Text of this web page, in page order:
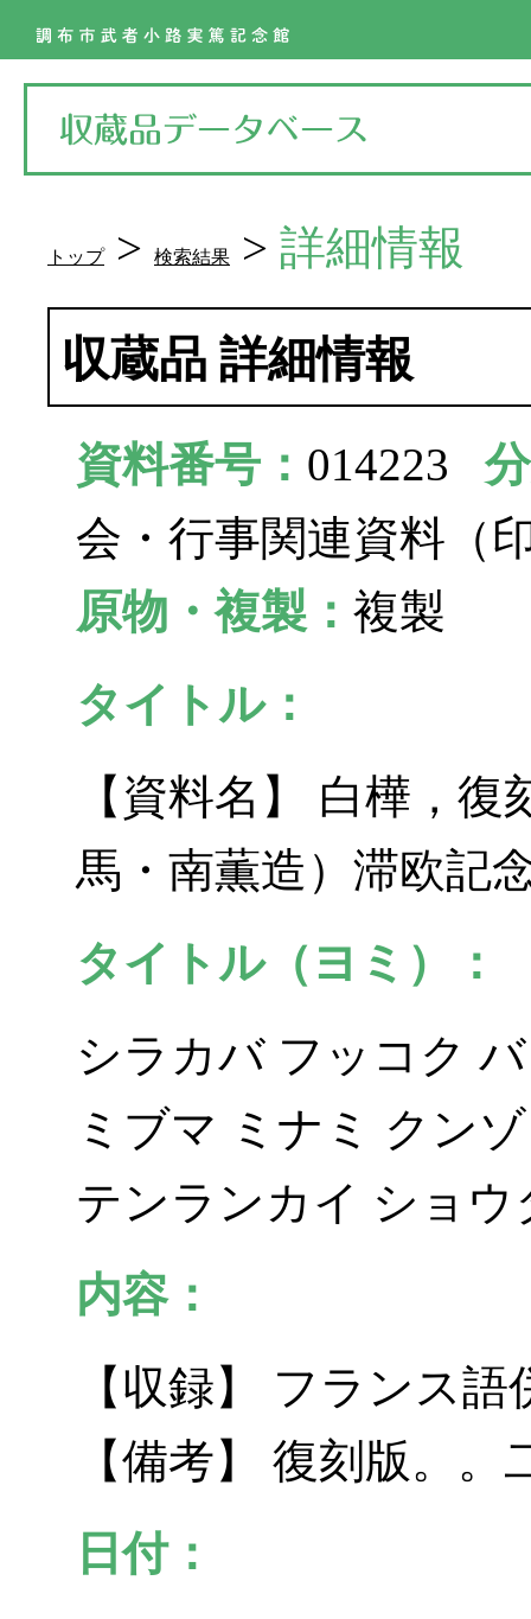
トップ> 検索結果 > 詳細情報
収蔵品 詳細情報
資料番号： 014223
会・行事関連資料（
原物・複製： 複製
タイトル：
【資料名】 白樺，
馬・南薫造）滞欧記
タイトル（ヨミ）：
シラカバ フッコク
ミブマ ミナミ クン
テンランカイ ショウ
内容：
【収録】 フランス語
【備考】 復刻版。。
日付：